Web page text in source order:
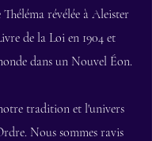
révélée à Aleister
de la Loi en 1904 et
dans un Nouvel Éon.
tradition et l'univers
Nous sommes ravis